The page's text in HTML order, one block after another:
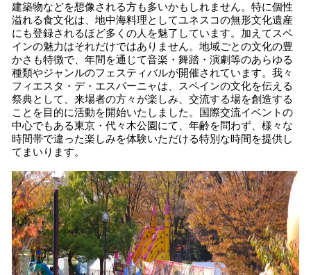
建築物などを想像される方も多いかもしれません。特に個性
溢れる食文化は、地中海料理としてユネスコの無形文化遺産
にも登録されるほど多くの人を魅了しています。加えてスペ
インの魅力はそれだけではありません。地域ごとの文化の豊
かさも特徴で、年間を通じて音楽・舞踏・演劇等のあらゆる
種類やジャンルのフェスティバルが開催されています。我々
フィエスタ・デ・エスパーニャは、スペインの文化を伝える
祭典として、来場者の方々が楽しみ、交流する場を創造する
ことを目的に活動を開始いたしました。国際交流イベントの
中心でもある東京・代々木公園にて、年齢を問わず、様々な
時間帯で違った楽しみを体験いただける特別な時間を提供し
てまいります。